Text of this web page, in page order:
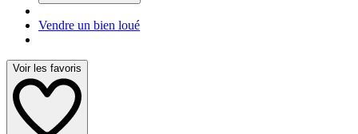
Vendre un bien loué
Voir les favoris